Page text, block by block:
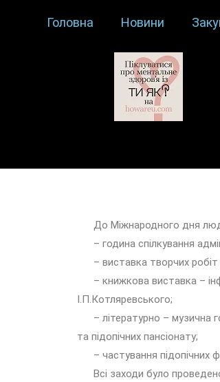
Головна Новини
До Міжнародного дня людей
– година спілкування
– виставка творчих робіт
– книжкова виставка –
І.П.Котляревського;
– літературно – музична
та підопічних пансіонату;
– частування підопічних
Всі заходи було